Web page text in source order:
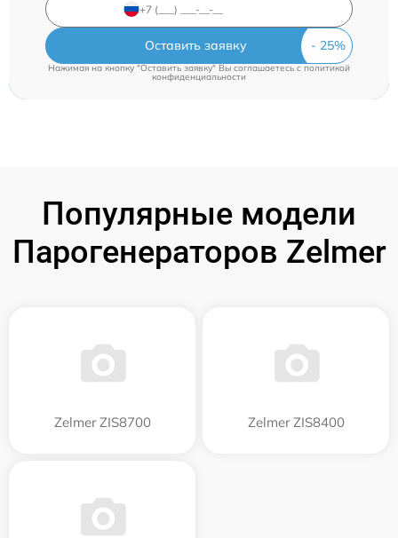
Оставить заявку
Нажимая на кнопку "Оставить заявку" Вы соглашаетесь c политикой
конфиденциальности
Популярные модели
Парогенераторов Zelmer
Zelmer ZIS8700 Zelmer ZIS8400